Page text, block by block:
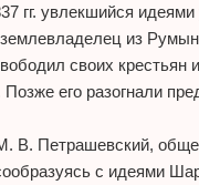
гг. увлекшийся идеями
из
своих крестьян
его разогнали
В. Петрашевский,
с идеями